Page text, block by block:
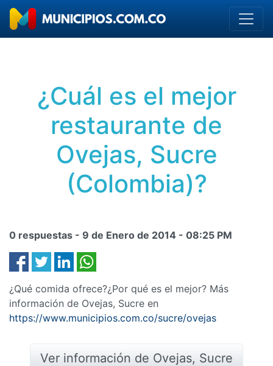
¿Cuál es el mejor
restaurante de
Ovejas, Sucre
(Colombia)?
0 respuestas - 9 de Enero de 2014 - 08:25 PM
¿Qué comida ofrece?¿Por qué es el mejor? Más
información de Ovejas, Sucre en
https://www.municipios.com.co/sucre/ovejas
Ver información de Ovejas, Sucre